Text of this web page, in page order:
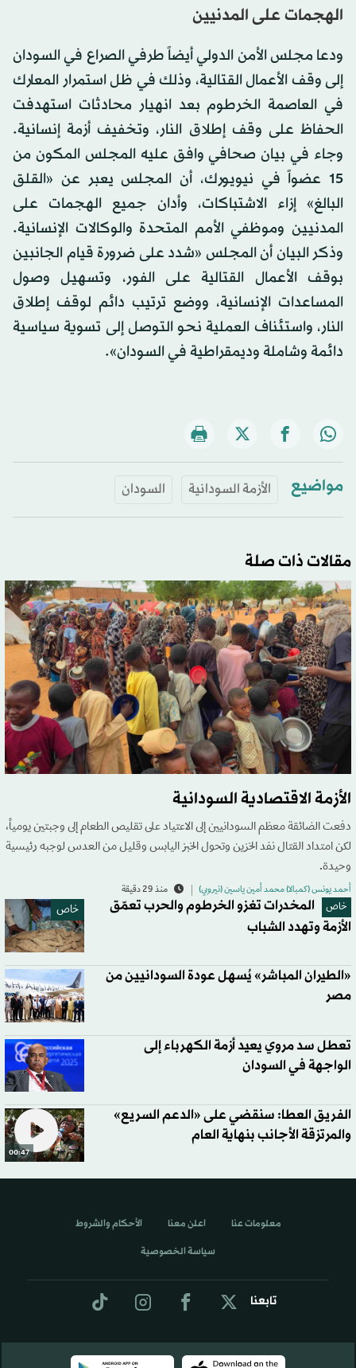
الهجمات على المدنيين
ودعا مجلس الأمن الدولي أيضاً طرفي الصراع في السودان
إلى وقف الأعمال القتالية، وذلك في ظل استمرار المعارك
في العاصمة الخرطوم بعد انهيار محادثات استهدفت
الحفاظ على وقف إطلاق النار، وتخفيف أزمة إنسانية.
وجاء في بيان صحافي وافق عليه المجلس المكون من
15 عضواً في نيويورك، أن المجلس يعبر عن «القلق
البالغ» إزاء الاشتباكات، وأدان جميع الهجمات على
المدنيين وموظفي الأمم المتحدة والوكالات الإنسانية.
وذكر البيان أن المجلس «شدد على ضرورة قيام الجانبين
بوقف الأعمال القتالية على الفور، وتسهيل وصول
المساعدات الإنسانية، ووضع ترتيب دائم لوقف إطلاق
النار، واستئناف العملية نحو التوصل إلى تسوية سياسية
دائمة وشاملة وديمقراطية في السودان».
مواضيع الأزمة السودانية السودان
مقالات ذات صلة
الأزمة الاقتصادية السودانية
دفعت الضائقة معظم السودانيين إلى الاعتياد على تقليص الطعام إلى وجبتين يومياً،
لكن امتداد القتال نفد الخزين وتحول الخبز اليابس وقليل من العدس لوجبه رئيسية
وحيدة.
أحمد يونس (كمبالا) محمد أمين ياسين (نيروبي) منذ 29 دقيقة
خاص خاص
المخدرات تغزو الخرطوم والحرب تعمّق
الأزمة وتهدد الشباب
«الطيران المباشر» يُسهل عودة السودانيين من
مصر
تعطل سد مروي يعيد أزمة الكهرباء إلى
الواجهة في السودان
00:47
الفريق العطا: سنقضي على «الدعم السريع»
والمرتزقة الأجانب بنهاية العام
تابعنا
معلومات عنا اعلن معنا الأحكام والشروط
سياسة الخصوصية